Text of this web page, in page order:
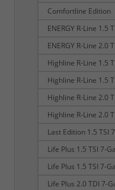
Comfortline Edition
ENERGY R-Line 1.5
ENERGY R-Line 2.0
Highline R-Line 1.5
Highline R-Line 1.5
Highline R-Line 2.0
Highline R-Line 2.0
Last Edition 1.5 TSI
Life Plus 1.5 TSI 7-
Life Plus 1.5 TSI 7-
Life Plus 2.0 TDI 7-